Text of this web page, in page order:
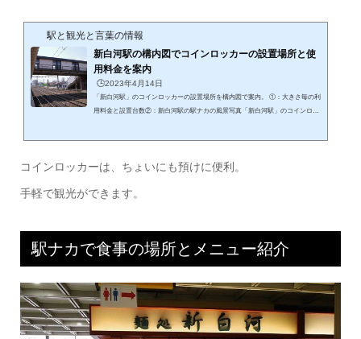
駅と観光と言葉の情報
新白河駅の構内図でコインロッカーの設置場所と使
用料金を案内
🕒️2023年4月14日
「新白河駅」のコインロッカーの設置場所を構内図で案内。 ①：大きさ毎の利
用料金と設置台数②：新白河駅の駅ナカの風景写真「新白河駅」のコインロッ
てとてもシンプル。改札出ると目につくと思います。「新白河駅」のコインロ
ズ...
コインロッカーは、ちょいにも預けに便利。
手軽で観光ができます。
駅ナカで食事の場所とメニュー紹介